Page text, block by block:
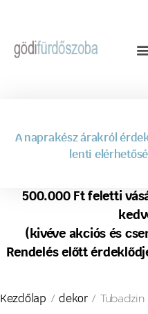
A naprakész árakról
lenti
500.000 Ft feletti
(kivéve akciós és
Rendelés előtt
Kezdőlap /dekor/ Tubadzin